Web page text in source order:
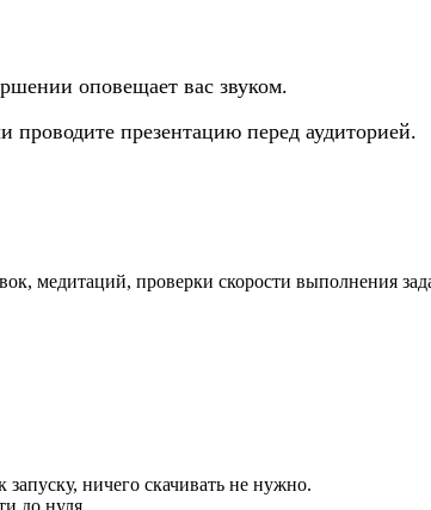
оповещает вас звуком.
презентацию перед аудиторией.
медитаций, проверки скорости выполнения
ничего скачивать не нужно.